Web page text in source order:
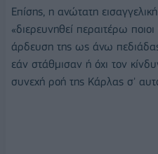
Επίσης, η ανώτατη
«διερευνηθεί περαιτέρω
άρδευση της ως άνω
εάν στάθμισαν ή όχι τον
συνεχή ροή της Κάρλας σ'